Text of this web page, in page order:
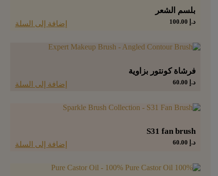
بلسم الشعر
د.إ إضافة إلى السلة
فرشاة كونتور بزاوية
د.إ إضافة إلى السلة
S31 fan brush
د.إ إضافة إلى السلة